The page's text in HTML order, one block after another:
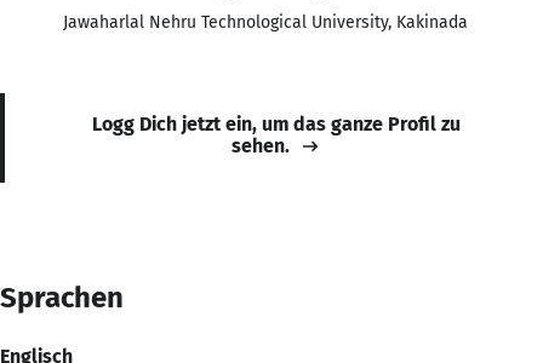
Jawaharlal Nehru Technological University, Kakinada
Logg Dich jetzt ein, um das ganze Profil zu
sehen.
Sprachen
Englisch